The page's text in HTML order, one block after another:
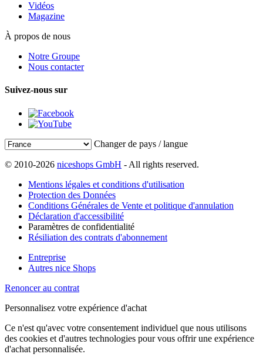
Vidéos
Magazine
À propos de nous
Notre Groupe
Nous contacter
Suivez-nous sur
Changer de pays / langue
© 2010-2026 niceshops GmbH - All rights reserved.
Mentions légales et conditions d'utilisation
Protection des Données
Conditions Générales de Vente et politique d'annulation
Déclaration d'accessibilité
Paramètres de confidentialité
Résiliation des contrats d'abonnement
Entreprise
Autres nice Shops
Renoncer au contrat
Personnalisez votre expérience d'achat
Ce n'est qu'avec votre consentement individuel que nous utilisons
des cookies et d'autres technologies pour vous offrir une expérience
d'achat personnalisée.